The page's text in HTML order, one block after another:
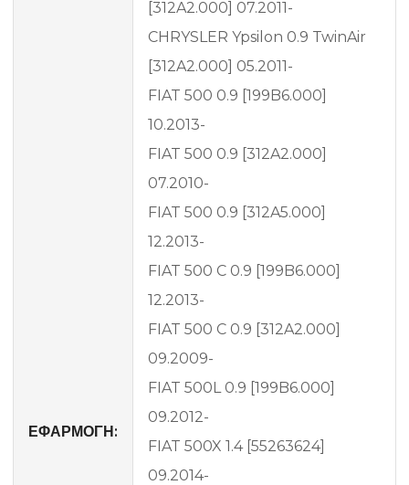
ΕΦΑΡΜΟΓΗ:
[312A2.000] 07.2011-
CHRYSLER Ypsilon 0.9 TwinAir
[312A2.000] 05.2011-
FIAT 500 0.9 [199B6.000]
10.2013-
FIAT 500 0.9 [312A2.000]
07.2010-
FIAT 500 0.9 [312A5.000]
12.2013-
FIAT 500 C 0.9 [199B6.000]
12.2013-
FIAT 500 C 0.9 [312A2.000]
09.2009-
FIAT 500L 0.9 [199B6.000]
09.2012-
FIAT 500X 1.4 [55263624]
09.2014-